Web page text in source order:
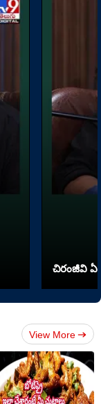
చిరంజీవి ఏ
View More